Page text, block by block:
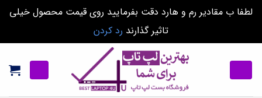
لطفا ب مقادیر رم و هارد دقت بفرمایید روی قیمت محصول خیلی
تاثیر گذارند رد کردن
content